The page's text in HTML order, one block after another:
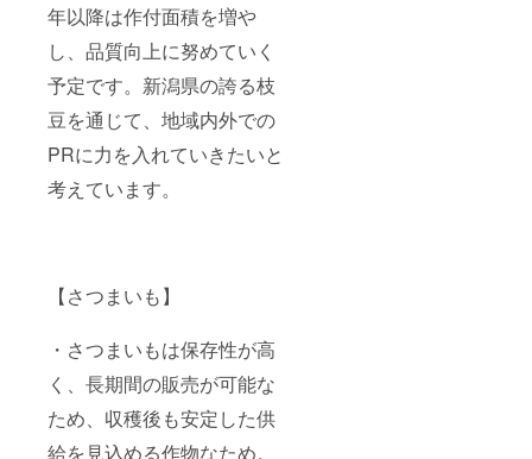
年以降は作付面積を増や
し、品質向上に努めていく
予定です。新潟県の誇る枝
豆を通じて、地域内外での
PRに力を入れていきたいと
考えています。
【さつまいも】
・さつまいもは保存性が高
く、長期間の販売が可能な
ため、収穫後も安定した供
給を見込める作物なため。